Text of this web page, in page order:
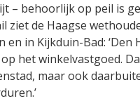
– behoorlijk op peil is
ziet de Haagse
en in Kijkduin-Bad: ‘Den
het winkelvastgoed.
maar ook